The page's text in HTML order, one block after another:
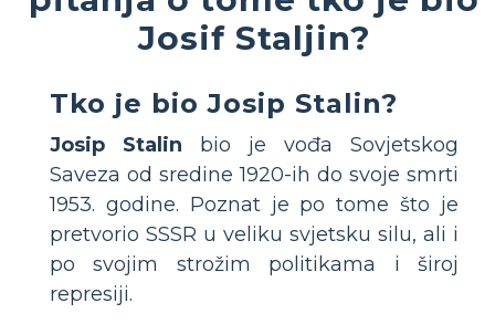
Josif Staljin?
Tko je bio Josip Stalin?
Josip Stalin bio je vođa Sovjetskog
Saveza od sredine 1920-ih do svoje smrti
1953. godine. Poznat je po tome što je
pretvorio SSSR u veliku svjetsku silu, ali i
po svojim strožim politikama i široj
represiji.